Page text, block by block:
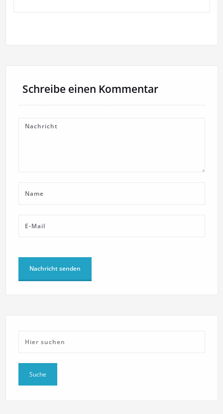
Schreibe einen Kommentar